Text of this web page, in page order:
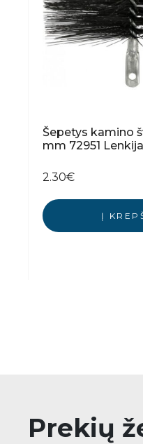
Šepetys kamino
mm 72951 Lenkija
2.30€
Į
Prekių